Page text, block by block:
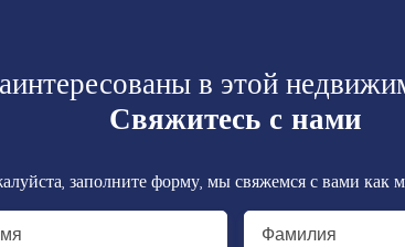
в этой
Свяжитесь с нами
заполните форму, мы свяжемся с вами как
Фамилия